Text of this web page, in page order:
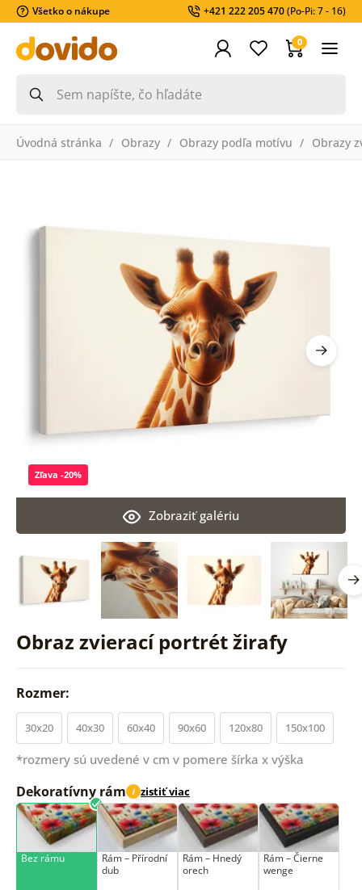
Všetko o nákupe +421 222 205 470(Po-Pi: 7 - 16)
0
Úvodná stránka Obrazy Obrazy podľa motívu Obrazy
Obraz zvierací portrét žirafy
Zobraziť galériu
Zľava -20%
Rozmer:
30x20 40x30 60x40 90x60 120x80 150x100
*rozmery sú uvedené v cm v pomere šírka x výška
Dekoratívny rám i zistiť viac
Bez rámu
Rám –⁠⁠⁠⁠⁠⁠ Přírodní
dub
Rám – Hnedý
orech
Rám – Čierne
wenge